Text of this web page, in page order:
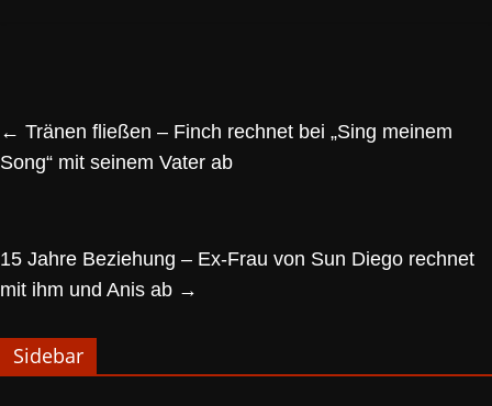
← Tränen fließen – Finch rechnet bei „Sing meinem
Song“ mit seinem Vater ab
15 Jahre Beziehung – Ex-Frau von Sun Diego rechnet
mit ihm und Anis ab →
Sidebar